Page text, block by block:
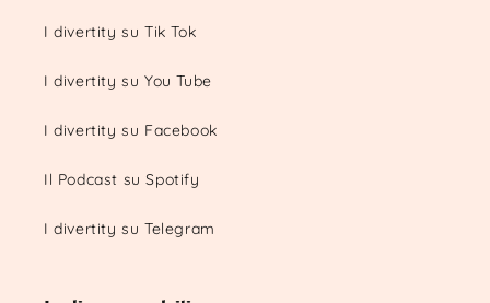
I divertity su Tik Tok
I divertity su You Tube
I divertity su Facebook
Il Podcast su Spotify
I divertity su Telegram